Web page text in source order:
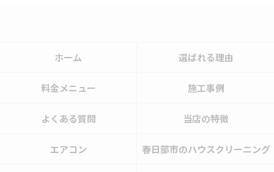
ホーム 選ばれる理由
料金メニュー 施工事例
よくある質問 当店の特徴
エアコン 春日部市のハウスクリーニング